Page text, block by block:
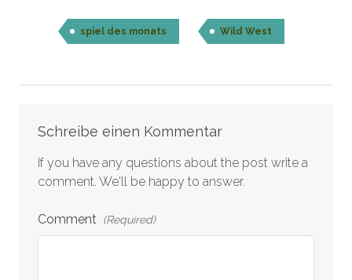
spiel des monats Wild West
Schreibe einen Kommentar
If you have any questions about the post write a
comment. We'll be happy to answer.
Comment (Required)